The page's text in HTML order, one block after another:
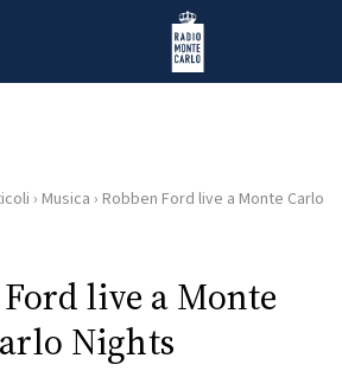
Radio Monte Carlo
› Musica › Robben Ford live a Monte Carlo
live a Monte
Nights